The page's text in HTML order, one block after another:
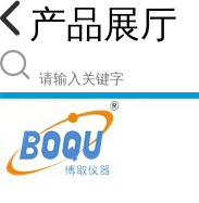
产品展厅